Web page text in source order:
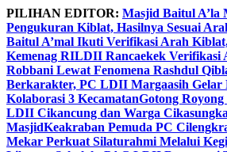
Skip
to
content
PILIHAN EDITOR: Masjid Baitul
Pengukuran Kiblat, Hasilnya Sesuai
Baitul A’mal Ikuti Verifikasi Arah
Kemenag RILDII Rancaekek
Robbani Lewat Fenomena Rashdul
Berkarakter, PC LDII Margaasih Gelar
Kolaborasi 3 KecamatanGotong
LDII Cikancung dan Warga
MasjidKeakraban Pemuda PC
Mekar Perkuat Silaturahmi Melalui